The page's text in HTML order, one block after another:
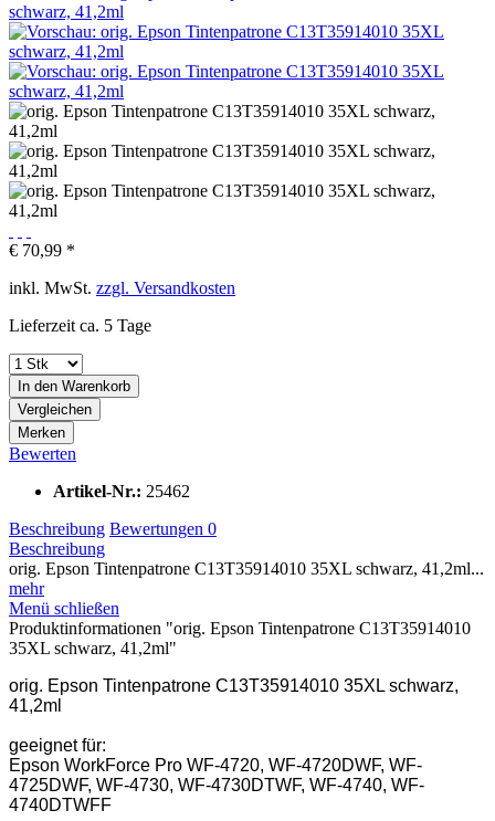
€ 70,99 *
inkl. MwSt. zzgl. Versandkosten
Lieferzeit ca. 5 Tage
In den Warenkorb
Vergleichen
Merken
Bewerten
Artikel-Nr.: 25462
Beschreibung Bewertungen 0
Beschreibung
orig. Epson Tintenpatrone C13T35914010 35XL schwarz, 41,2ml...
mehr
Menü schließen
Produktinformationen "orig. Epson Tintenpatrone C13T35914010
35XL schwarz, 41,2ml"
orig. Epson Tintenpatrone C13T35914010 35XL schwarz,
41,2ml
geeignet für:
Epson WorkForce Pro WF-4720, WF-4720DWF, WF-
4725DWF, WF-4730, WF-4730DTWF, WF-4740, WF-
4740DTWFF